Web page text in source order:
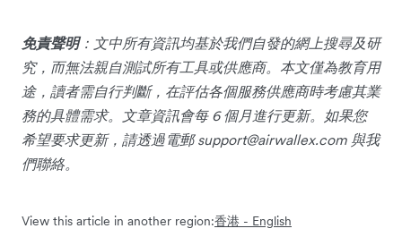
免責聲明：文中所有資訊均基於我們自發的網上搜尋及研
究，而無法親自測試所有工具或供應商。本文僅為教育用
途，讀者需自行判斷，在評估各個服務供應商時考慮其業
務的具體需求。文章資訊會每 6 個月進行更新。如果您
希望要求更新，請透過電郵support@airwallex.com 與我
們聯絡。
View this article in another region:香港 - English